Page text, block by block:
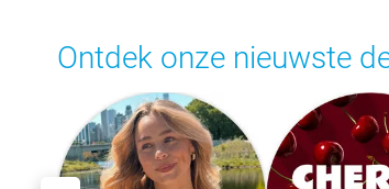
Ontdek onze nieuwste